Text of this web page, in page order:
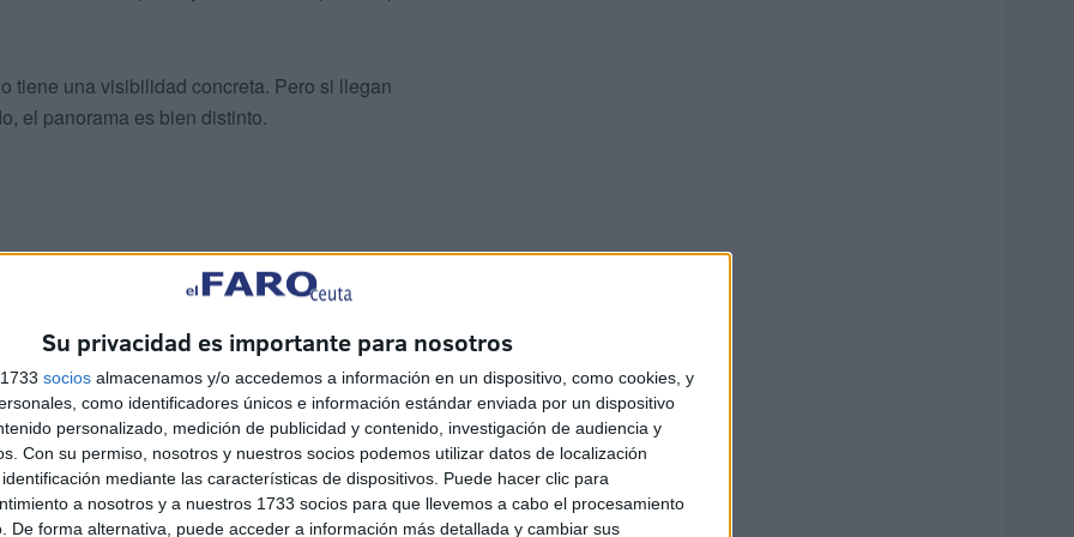
Su privacidad es importante para nosotros
socios almacenamos y/o accedemos a información en un dispositivo, como cookies, y
como identificadores únicos e información estándar enviada por un dispositivo
personalizado, medición de publicidad y contenido, investigación de audiencia y
Con su permiso, nosotros y nuestros socios podemos utilizar datos de localización
mediante las características de dispositivos. Puede hacer clic para
a nosotros y a nuestros 1733 socios para que llevemos a cabo el procesamiento
De forma alternativa, puede acceder a información más detallada y cambiar sus
tiene una visibilidad concreta. Pero si llegan
el panorama es bien distinto.
que marca estos accesos a Ceuta, ya que quienes
bordear los espigones lo hace jugándose la vida. Las
el grueso de desaparecidos. Algunos casos están
en algunas crónicas de medios de comunicación pero
No se activa por tanto dispositivo de búsqueda al
de familiares a este lado de la frontera que son
los cadáveres hallados como el encontrado la